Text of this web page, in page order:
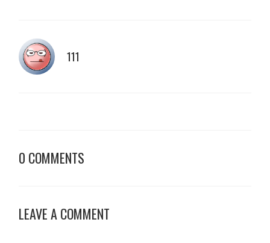
111
0 COMMENTS
LEAVE A COMMENT